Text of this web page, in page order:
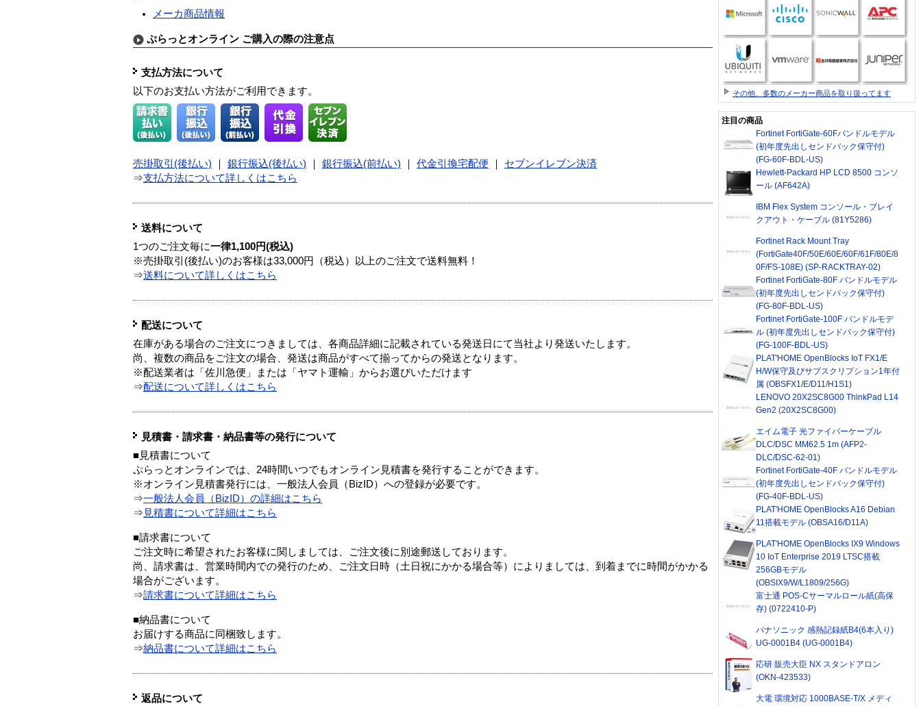
メーカ商品情報
ぷらっとオンライン ご購入の際の注意点
支払方法について
以下のお支払い方法がご利用できます。
売掛取引(後払い) 銀行振込(後払い) 銀行振込(前払い) 代金引換宅配便
セブンイレブン決済
⇒支払方法について詳しくはこちら
送料について
1つのご注文毎に一律1,100円(税込)
※売掛取引(後払い)のお客様は33,000円（税込）以上のご注文で送料無料！
⇒送料について詳しくはこちら
配送について
在庫がある場合のご注文につきましては、各商品詳細に記載されている発送日にて当社より発送いたします。
尚、複数の商品をご注文の場合、発送は商品がすべて揃ってからの発送となります。
※配送業者は「佐川急便」または「ヤマト運輸」からお選びいただけます
⇒配送について詳しくはこちら
見積書・請求書・納品書等の発行について
■見積書について
ぷらっとオンラインでは、24時間いつでもオンライン見積書を発行することができます。
※オンライン見積書発行には、一般法人会員（BizID）への登録が必要です。
⇒一般法人会員（BizID）の詳細はこちら
⇒ 見積書について詳細はこちら
■請求書について
ご注文時に希望されたお客様に関しましては、ご注文後に別途郵送しております。
尚、請求書は、営業時間内での発行のため、ご注文日時（土日祝にかかる場合等）によりましては、到着までに時間がかかる
場合がございます。
⇒請求書について詳細はこちら
■納品書について
お届けする商品に同梱致します。
⇒納品書について詳細はこちら
返品について
その他、多数のメーカー商品を取り扱ってます
注目の商品
Fortinet FortiGate-60Fバンドルモデル
(初年度先出しセンドバック保守付)
(FG-60F-BDL-US)
Hewlett-Packard HP LCD 8500 コンソ
ール (AF642A)
IBM Flex System コンソール・ブレイ
クアウト・ケーブル (81Y5286)
Fortinet Rack Mount Tray
(FortiGate40F/50E/60E/60F/61F/80E/8
0F/FS-108E) (SP-RACKTRAY-02)
Fortinet FortiGate-80F バンドルモデル
(初年度先出しセンドバック保守付)
(FG-80F-BDL-US)
Fortinet FortiGate-100F バンドルモデ
ル (初年度先出しセンドバック保守付)
(FG-100F-BDL-US)
PLAT'HOME OpenBlocks IoT FX1/E
H/W保守及びサブスクリプション1年付
属 (OBSFX1/E/D11/H1S1)
LENOVO 20X2SC8G00 ThinkPad L14
Gen2 (20X2SC8G00)
エイム電子 光ファイバーケーブル
DLC/DSC MM62.5 1m (AFP2-
DLC/DSC-62-01)
Fortinet FortiGate-40F バンドルモデル
(初年度先出しセンドバック保守付)
(FG-40F-BDL-US)
PLAT'HOME OpenBlocks A16 Debian
11搭載モデル (OBSA16/D11A)
PLAT'HOME OpenBlocks IX9 Windows
10 IoT Enterprise 2019 LTSC搭載
256GBモデル
(OBSIX9/W/L1809/256G)
富士通 POS-Cサーマルロール紙(高保
存) (0722410-P)
パナソニック 感熱記録紙B4(6本入り)
UG-0001B4 (UG-0001B4)
応研 販売大臣 NX スタンドアロン
(OKN-423533)
大電 環境対応 1000BASE-T/X メディ